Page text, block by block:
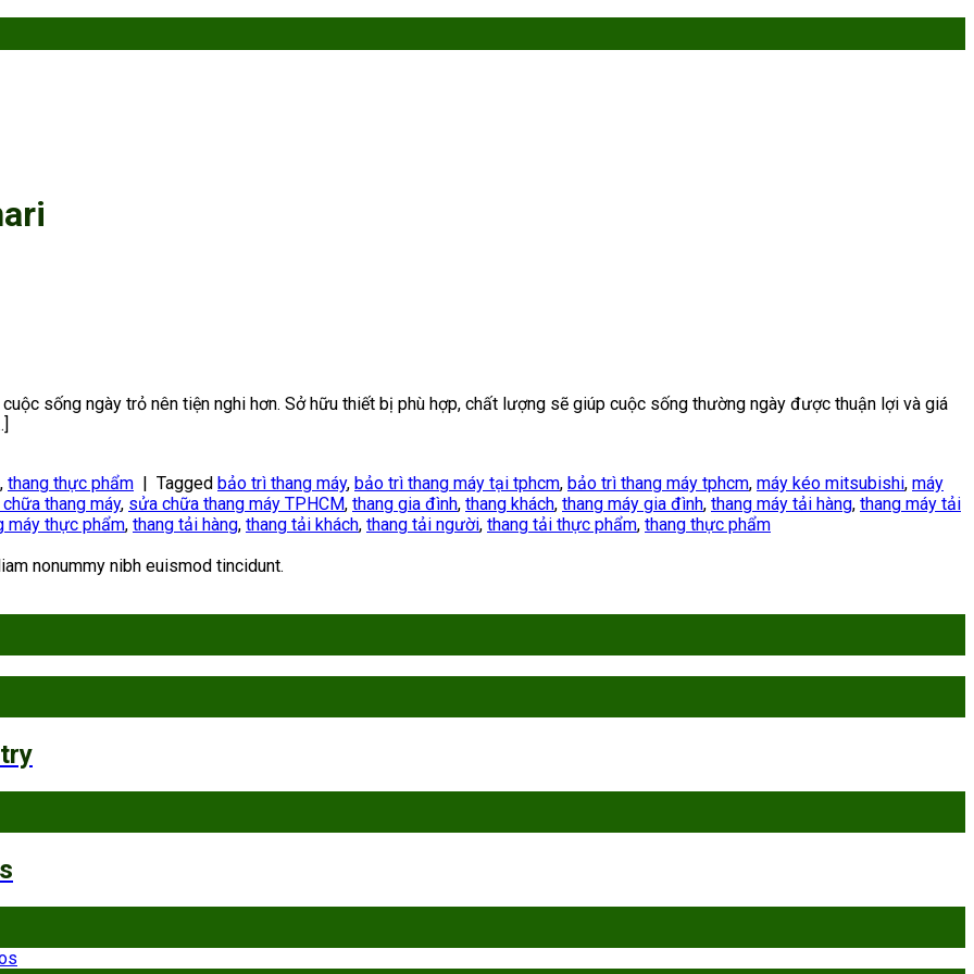
sống ngày trỏ nên tiện nghi hơn. Sở hữu thiết bị phù hợp, chất lượng sẽ giúp cuộc sống thường ngày được thuận lợi và giá
, thang thực phẩm Tagged bảo trì thang máy, bảo trì thang máy tại tphcm, bảo trì thang máy tphcm, máy kéo mitsubishi, máy
thang máy, sửa chữa thang máy TPHCM, thang gia đình, thang khách, thang máy gia đình, thang máy tải hàng, thang máy tải
máy thực phẩm, thang tải hàng, thang tải khách, thang tải người, thang tải thực phẩm, thang thực phẩm
nonummy nibh euismod tincidunt.